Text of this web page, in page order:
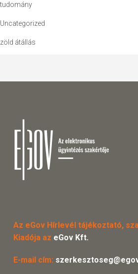
tudomány
Uncategorized
zöld átállás
Az eGov Hírlevél tájékoztató,
Kiadója az eGov Kft.
E-mail cím: